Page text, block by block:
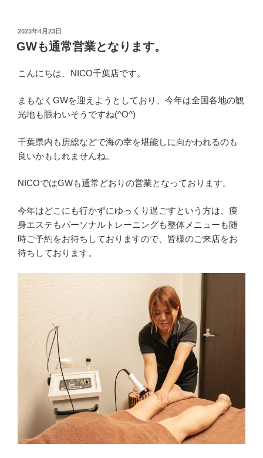
投
稿
日:
2023年4月23日
GWも通常営業となります。
こんにちは、NICO千葉店です。
まもなくGWを迎えようとしており、今年は全国各地の観
光地も賑わいそうですね(^O^)
千葉県内も房総などで海の幸を堪能しに向かわれるのも
良いかもしれませんね。
NICOではGWも通常どおりの営業となっております。
今年はどこにも行かずにゆっくり過ごすという方は、痩
身エステもパーソナルトレーニングも整体メニューも随
時ご予約をお待ちしておりますので、皆様のご来店をお
待ちしております。